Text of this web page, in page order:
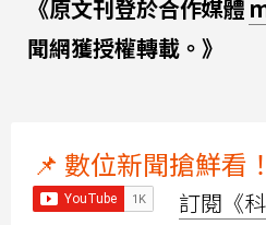
《原文刊登於合作媒體
聞網獲授權轉載。》
📌 數位新聞搶鮮看！
訂閱《